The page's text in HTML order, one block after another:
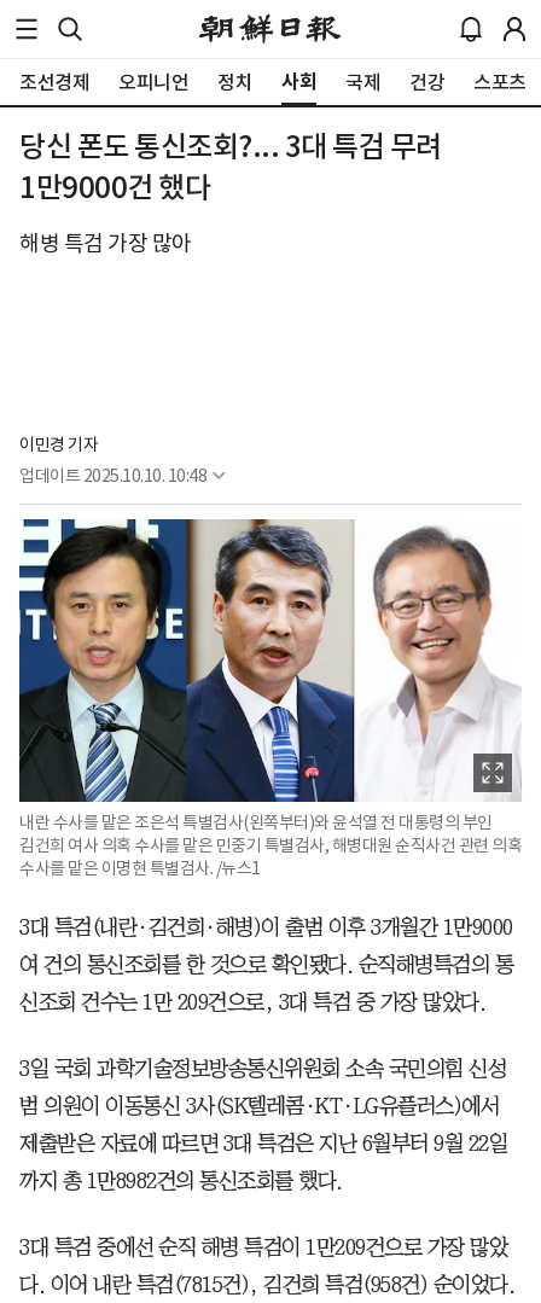
조선경제 오피니언 정치 사회 국제 건강 스포츠
당신 폰도 통신조회?... 3대 특검 무려
1만9000건 했다
해병 특검 가장 많아
이민경 기자
업데이트 2025.10.10. 10:48
내란 수사를 맡은 조은석 특별검사(왼쪽부터)와 윤석열 전 대통령의 부인
김건희 여사 의혹 수사를 맡은 민중기 특별검사, 해병대원 순직사건 관련 의혹
수사를 맡은 이명현 특별검사. /뉴스1
3대 특검(내란·김건희·해병)이 출범 이후 3개월간 1만9000
여 건의 통신조회를 한 것으로 확인됐다. 순직해병특검의 통
신조회 건수는 1만 209건으로, 3대 특검 중 가장 많았다.
3일 국회 과학기술정보방송통신위원회 소속 국민의힘 신성
범 의원이 이동통신 3사(SK텔레콤·KT·LG유플러스)에서
제출받은 자료에 따르면 3대 특검은 지난 6월부터 9월 22일
까지 총 1만8982건의 통신조회를 했다.
3대 특검 중에선 순직 해병 특검이 1만209건으로 가장 많았
다. 이어 내란 특검(7815건), 김건희 특검(958건) 순이었다.